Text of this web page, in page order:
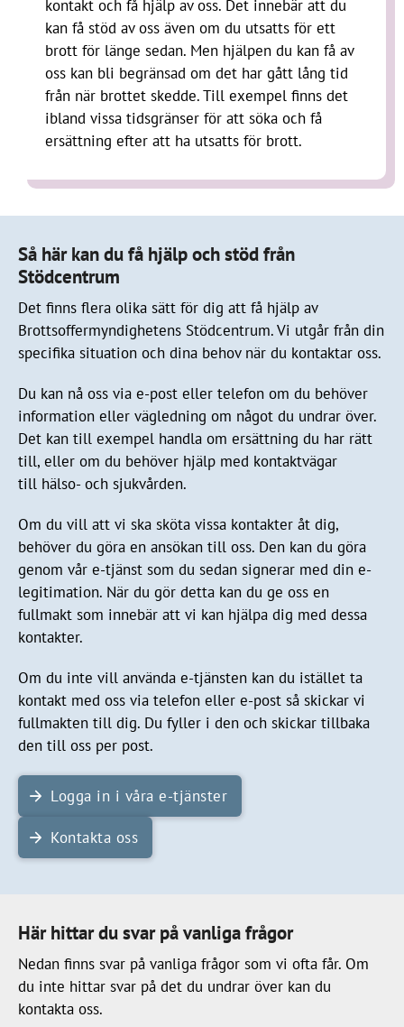
kontakt och få hjälp av oss. Det innebär att du
kan få stöd av oss även om du utsatts för ett
brott för länge sedan. Men hjälpen du kan få av
oss kan bli begränsad om det har gått lång tid
från när brottet skedde. Till exempel finns det
ibland vissa tidsgränser för att söka och få
ersättning efter att ha utsatts för brott.
Så här kan du få hjälp och stöd från
Stödcentrum
Det finns flera olika sätt för dig att få hjälp av
Brottsoffermyndighetens Stödcentrum. Vi utgår från din
specifika situation och dina behov när du kontaktar oss.
Du kan nå oss via e-post eller telefon om du behöver
information eller vägledning om något du undrar över.
Det kan till exempel handla om ersättning du har rätt
till, eller om du behöver hjälp med kontaktvägar
till hälso- och sjukvården.
Om du vill att vi ska sköta vissa kontakter åt dig,
behöver du göra en ansökan till oss. Den kan du göra
genom vår e-tjänst som du sedan signerar med din e-
legitimation. När du gör detta kan du ge oss en
fullmakt som innebär att vi kan hjälpa dig med dessa
kontakter.
Om du inte vill använda e-tjänsten kan du istället ta
kontakt med oss via telefon eller e-post så skickar vi
fullmakten till dig. Du fyller i den och skickar tillbaka
den till oss per post.
Logga in i våra e-tjänster
Kontakta oss
Här hittar du svar på vanliga frågor
Nedan finns svar på vanliga frågor som vi ofta får. Om
du inte hittar svar på det du undrar över kan du
kontakta oss.